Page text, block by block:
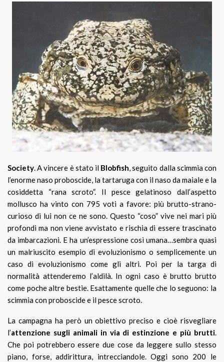
Society. A vincere è stato il Blobfish, seguito dalla scimmia con
l’enorme naso proboscide, la tartaruga con il naso da maiale e la
cosiddetta “rana scroto”. Il pesce gelatinoso dall’aspetto
mollusco ha vinto con 795 voti a favore: più brutto-strano-
curioso di lui non ce ne sono. Questo “coso” vive nei mari più
profondi ma non viene avvistato e rischia di essere trascinato
da imbarcazioni. E ha un’espressione così umana…sembra quasi
un malriuscito esempio di evoluzionismo o semplicemente un
caso di evoluzionismo come gli altri. Poi per la targa di
normalità attenderemo l’aldilà. In ogni caso è brutto brutto
come poche altre bestie. Esattamente quelle che lo seguono: la
scimmia con proboscide e il pesce scroto.
La campagna ha però un obiettivo preciso e cioè risvegliare
l’attenzione sugli animali in via di estinzione e più brutti.
Che poi potrebbero essere due cose da leggere sullo stesso
piano, forse, addirittura, intrecciandole. Oggi sono 200 le